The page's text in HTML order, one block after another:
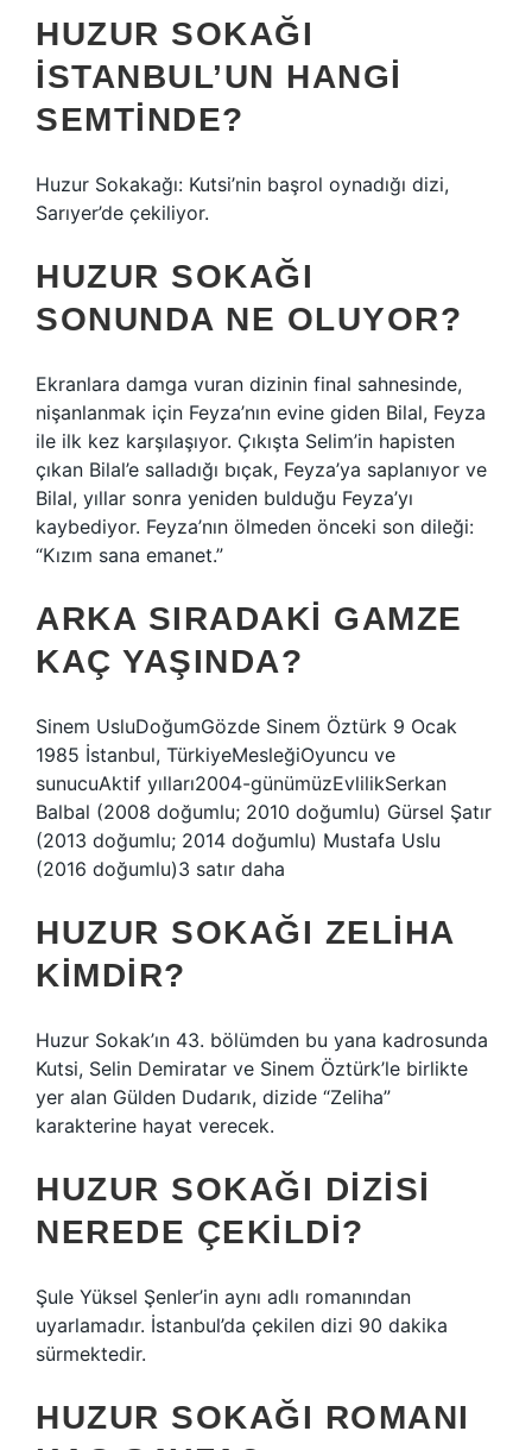
HUZUR SOKAĞI
İSTANBUL’UN HANGI
SEMTINDE?
Huzur Sokakağı: Kutsi’nin başrol oynadığı dizi,
Sarıyer’de çekiliyor.
HUZUR SOKAĞI
SONUNDA NE OLUYOR?
Ekranlara damga vuran dizinin final sahnesinde,
nişanlanmak için Feyza’nın evine giden Bilal, Feyza
ile ilk kez karşılaşıyor. Çıkışta Selim’in hapisten
çıkan Bilal’e salladığı bıçak, Feyza’ya saplanıyor ve
Bilal, yıllar sonra yeniden bulduğu Feyza’yı
kaybediyor. Feyza’nın ölmeden önceki son dileği:
“Kızım sana emanet.”
ARKA SIRADAKI GAMZE
KAÇ YAŞINDA?
Sinem UsluDoğumGözde Sinem Öztürk 9 Ocak
1985 İstanbul, TürkiyeMesleğiOyuncu ve
sunucuAktif yılları2004-günümüzEvlilikSerkan
Balbal (2008 doğumlu; 2010 doğumlu) Gürsel Şatır
(2013 doğumlu; 2014 doğumlu) Mustafa Uslu
(2016 doğumlu)3 satır daha
HUZUR SOKAĞI ZELIHA
KIMDIR?
Huzur Sokak’ın 43. bölümden bu yana kadrosunda
Kutsi, Selin Demiratar ve Sinem Öztürk’le birlikte
yer alan Gülden Dudarık, dizide “Zeliha”
karakterine hayat verecek.
HUZUR SOKAĞI DIZISI
NEREDE ÇEKILDI?
Şule Yüksel Şenler’in aynı adlı romanından
uyarlamadır. İstanbul’da çekilen dizi 90 dakika
sürmektedir.
HUZUR SOKAĞI ROMANI